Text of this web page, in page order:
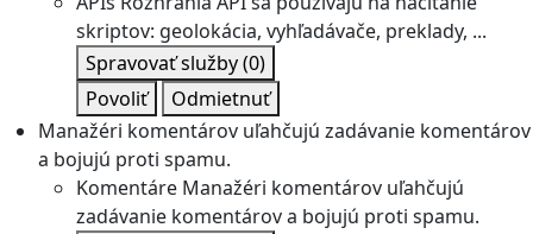
skriptov: geolokácia, vyhľadávače, preklady, ...
Spravovať služby(0)
Povoliť
Odmietnuť
Manažéri komentárov uľahčujú zadávanie komentárov
a bojujú proti spamu.
Komentáre Manažéri komentárov uľahčujú
zadávanie komentárov a bojujú proti spamu.